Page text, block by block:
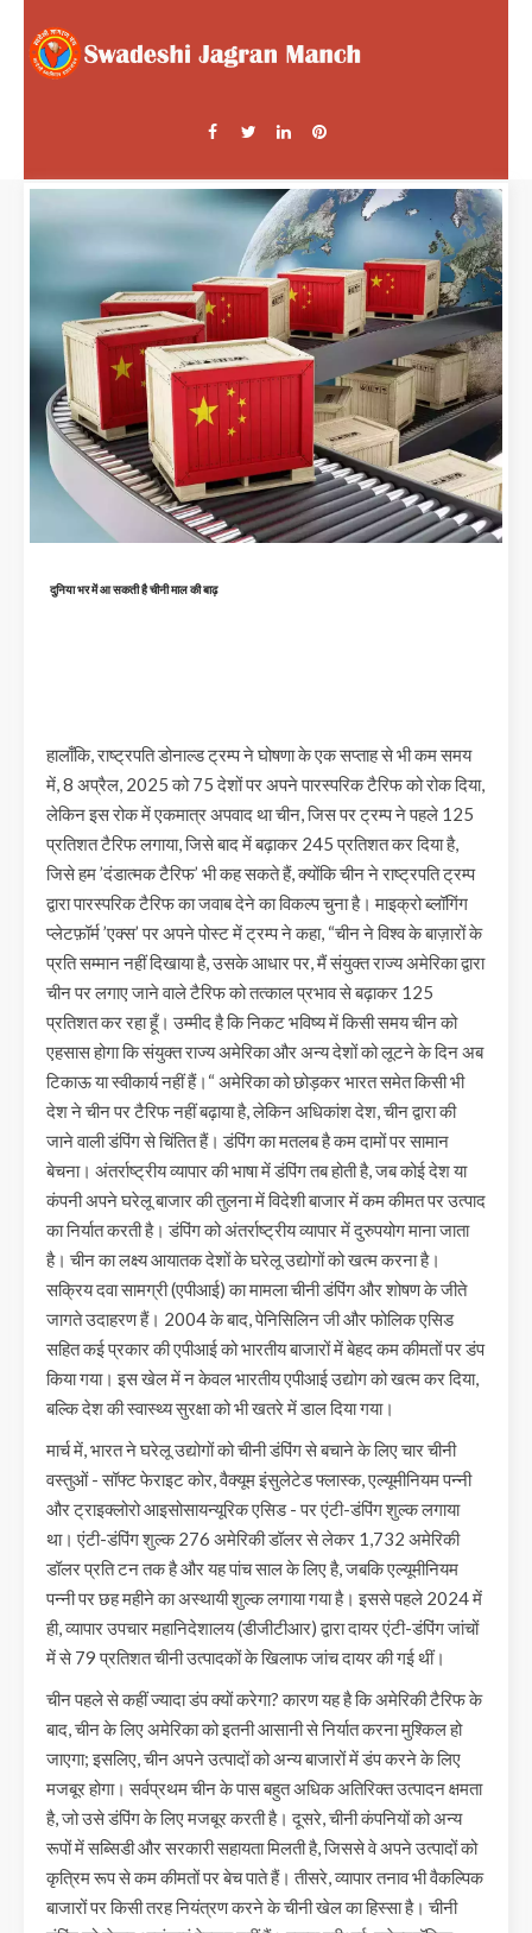
दुनिया भर में आ सकती है चीनी माल की बाढ़
हालाँकि, राष्ट्रपति डोनाल्ड ट्रम्प ने घोषणा के एक सप्ताह से भी कम समय
में, 8 अप्रैल, 2025 को 75 देशों पर अपने पारस्परिक टैरिफ को रोक दिया,
लेकिन इस रोक में एकमात्र अपवाद था चीन, जिस पर ट्रम्प ने पहले 125
प्रतिशत टैरिफ लगाया, जिसे बाद में बढ़ाकर 245 प्रतिशत कर दिया है,
जिसे हम ’दंडात्मक टैरिफ’ भी कह सकते हैं, क्योंकि चीन ने राष्ट्रपति ट्रम्प
द्वारा पारस्परिक टैरिफ का जवाब देने का विकल्प चुना है। माइक्रो ब्लॉगिंग
प्लेटफ़ॉर्म ’एक्स’ पर अपने पोस्ट में ट्रम्प ने कहा, “चीन ने विश्व के बाज़ारों के
प्रति सम्मान नहीं दिखाया है, उसके आधार पर, मैं संयुक्त राज्य अमेरिका द्वारा
चीन पर लगाए जाने वाले टैरिफ को तत्काल प्रभाव से बढ़ाकर 125
प्रतिशत कर रहा हूँ। उम्मीद है कि निकट भविष्य में किसी समय चीन को
एहसास होगा कि संयुक्त राज्य अमेरिका और अन्य देशों को लूटने के दिन अब
टिकाऊ या स्वीकार्य नहीं हैं।“ अमेरिका को छोड़कर भारत समेत किसी भी
देश ने चीन पर टैरिफ नहीं बढ़ाया है, लेकिन अधिकांश देश, चीन द्वारा की
जाने वाली डंपिंग से चिंतित हैं। डंपिंग का मतलब है कम दामों पर सामान
बेचना। अंतर्राष्ट्रीय व्यापार की भाषा में डंपिंग तब होती है, जब कोई देश या
कंपनी अपने घरेलू बाजार की तुलना में विदेशी बाजार में कम कीमत पर उत्पाद
का निर्यात करती है। डंपिंग को अंतर्राष्ट्रीय व्यापार में दुरुपयोग माना जाता
है। चीन का लक्ष्य आयातक देशों के घरेलू उद्योगों को खत्म करना है।
सक्रिय दवा सामग्री (एपीआई) का मामला चीनी डंपिंग और शोषण के जीते
जागते उदाहरण हैं। 2004 के बाद, पेनिसिलिन जी और फोलिक एसिड
सहित कई प्रकार की एपीआई को भारतीय बाजारों में बेहद कम कीमतों पर डंप
किया गया। इस खेल में न केवल भारतीय एपीआई उद्योग को खत्म कर दिया,
बल्कि देश की स्वास्थ्य सुरक्षा को भी खतरे में डाल दिया गया।
मार्च में, भारत ने घरेलू उद्योगों को चीनी डंपिंग से बचाने के लिए चार चीनी
वस्तुओं - सॉफ्ट फेराइट कोर, वैक्यूम इंसुलेटेड फ्लास्क, एल्यूमीनियम पन्नी
और ट्राइक्लोरो आइसोसायन्यूरिक एसिड - पर एंटी-डंपिंग शुल्क लगाया
था। एंटी-डंपिंग शुल्क 276 अमेरिकी डॉलर से लेकर 1,732 अमेरिकी
डॉलर प्रति टन तक है और यह पांच साल के लिए है, जबकि एल्यूमीनियम
पन्नी पर छह महीने का अस्थायी शुल्क लगाया गया है। इससे पहले 2024 में
ही, व्यापार उपचार महानिदेशालय (डीजीटीआर) द्वारा दायर एंटी-डंपिंग जांचों
में से 79 प्रतिशत चीनी उत्पादकों के खिलाफ जांच दायर की गई थीं।
चीन पहले से कहीं ज्यादा डंप क्यों करेगा? कारण यह है कि अमेरिकी टैरिफ के
बाद, चीन के लिए अमेरिका को इतनी आसानी से निर्यात करना मुश्किल हो
जाएगा; इसलिए, चीन अपने उत्पादों को अन्य बाजारों में डंप करने के लिए
मजबूर होगा। सर्वप्रथम चीन के पास बहुत अधिक अतिरिक्त उत्पादन क्षमता
है, जो उसे डंपिंग के लिए मजबूर करती है। दूसरे, चीनी कंपनियों को अन्य
रूपों में सब्सिडी और सरकारी सहायता मिलती है, जिससे वे अपने उत्पादों को
कृत्रिम रूप से कम कीमतों पर बेच पाते हैं। तीसरे, व्यापार तनाव भी वैकल्पिक
बाजारों पर किसी तरह नियंत्रण करने के चीनी खेल का हिस्सा है। चीनी